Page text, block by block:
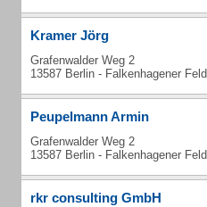
Kramer Jörg
Grafenwalder Weg 2
13587 Berlin - Falkenhagener Feld
Peupelmann Armin
Grafenwalder Weg 2
13587 Berlin - Falkenhagener Feld
rkr consulting GmbH